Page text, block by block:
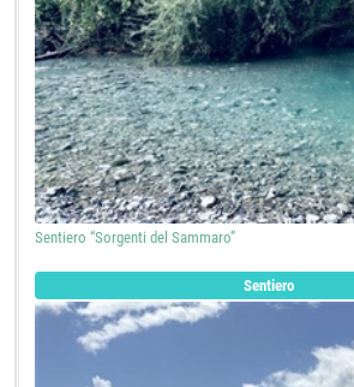
Sentiero “Sorgenti del Sammaro”
Sentiero